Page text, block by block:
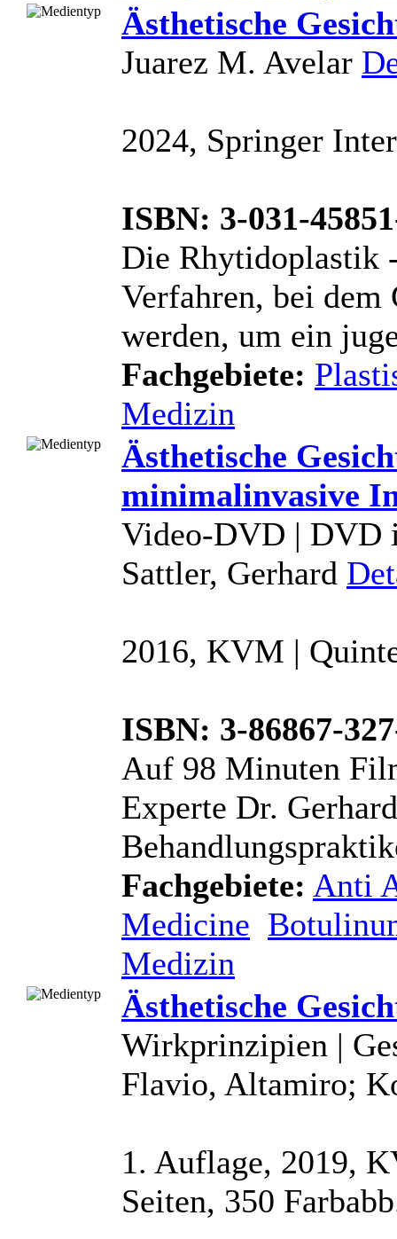
Ästhetische
Juarez M. Avelar
2024, Springer
ISBN: 3-031-
Die Rhytidoplastik
Verfahren, bei
werden, um ein
Fachgebiete:
Medizin
Ästhetische
minimalinvasive
Video-DVD | DVD
Sattler, Gerhard
2016, KVM |
ISBN: 3-86867-
Auf 98 Minuten
Experte Dr.
Fachgebiete: Anti
Medicine
Medizin
Ästhetische
Wirkprinzipien |
Flavio, Altamiro;
1. Auflage, 2019,
Seiten, 350